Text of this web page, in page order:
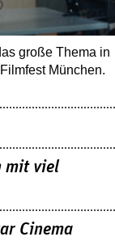
große Thema in
München.
mit viel
Cinema